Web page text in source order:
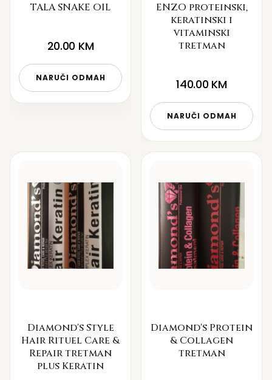
TALA SNAKE OIL
20.00 KM
NARUČI ODMAH
ENZO proteinski,
keratinski i
vitaminski
tretman
140.00 KM
NARUČI ODMAH
Diamond's Style
Hair Rituel Care &
Repair tretman
plus Keratin
Diamond's Protein
& Collagen
tretman